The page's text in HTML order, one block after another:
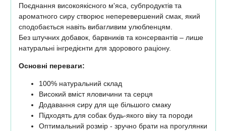
Поєднання високоякісного м'яса, субпродуктів та
ароматного сиру створює неперевершений смак, який
сподобається навіть вибагливим улюбленцям.
Без штучних добавок, барвників та консервантів – лише
натуральні інгредієнти для здорового раціону.
Основні переваги:
100% натуральний склад
Високий вміст яловичини та серця
Додавання сиру для ще більшого смаку
Підходять для собак будь-якого віку та породи
Оптимальний розмір - зручно брати на прогулянки